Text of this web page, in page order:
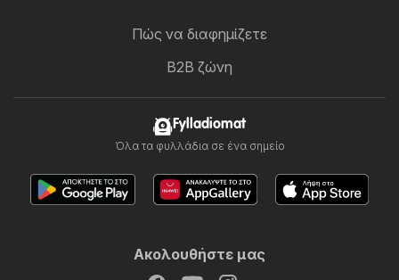
Πώς να διαφημίζετε
B2B ζώνη
Fylladiomat
Όλα τα φυλλάδια σε ένα σημείο
Ακολουθήστε μας